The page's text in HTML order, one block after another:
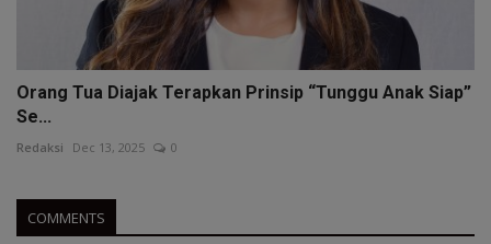
Orang Tua Diajak Terapkan Prinsip “Tunggu Anak Siap”
Se...
Redaksi Dec 13, 2025 0
COMMENTS